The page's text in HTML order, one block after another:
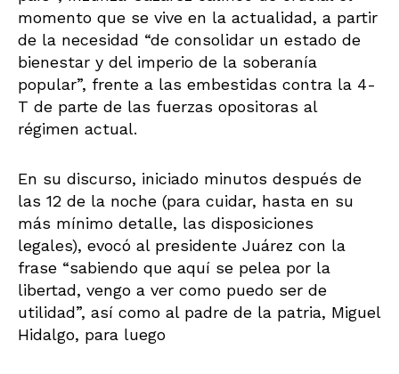
momento que se vive en la actualidad, a partir
de la necesidad “de consolidar un estado de
bienestar y del imperio de la soberanía
popular”, frente a las embestidas contra la 4-
T de parte de las fuerzas opositoras al
régimen actual.
En su discurso, iniciado minutos después de
las 12 de la noche (para cuidar, hasta en su
más mínimo detalle, las disposiciones
legales), evocó al presidente Juárez con la
frase “sabiendo que aquí se pelea por la
libertad, vengo a ver como puedo ser de
utilidad”, así como al padre de la patria, Miguel
Hidalgo, para luego